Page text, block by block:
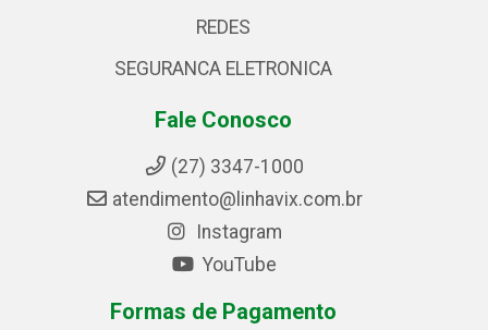
REDES
SEGURANCA ELETRONICA
Fale Conosco
(27) 3347-1000
atendimento@linhavix.com.br
Instagram
YouTube
Formas de Pagamento